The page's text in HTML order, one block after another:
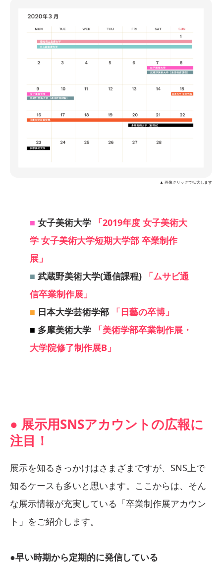
▲ 画像クリックで拡大します
■ 女子美術大学
「2019年度 女子美術大
学 女子美術大学短期大学部 卒業制作
展」
■ 武蔵野美術大学(通信課程)
「ムサビ通
信卒業制作展」
■ 日本大学芸術学部
「日藝の卒博」
■ 多摩美術大学 「美術学部卒業制作展・
大学院修了制作展B」
● 展示用SNSアカウントの広報に
注目！
展示を知るきっかけはさまざまですが、SNS上で
知るケースも多いと思います。ここからは、そん
な展示情報が充実している「卒業制作展アカウン
ト」をご紹介します。
●早い時期から定期的に発信している